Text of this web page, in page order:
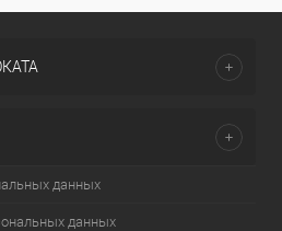
данных
данных